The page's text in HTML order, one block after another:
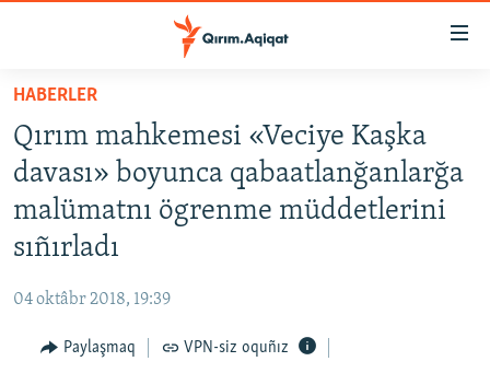
Esas
qaytmaq
Baş
navigatsiyağa
qaytmaq
Qıdıruvğa
SİYASET
İQTİSADİYAT
CEMİYET
İNSAN AQLARI
VİDEO
HABERLER
Qırım mahkemesi «Veciye Kaşka
davası» boyunca qabaatlanğanlarğa
malümatnı ögrenme müddetlerini
sıñırladı
04 oktâbr 2018, 19:39
Paylaşmaq VPN-siz oquñız